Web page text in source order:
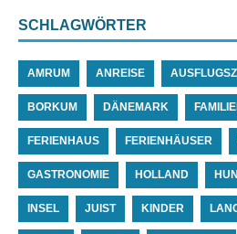
SCHLAGWÖRTER
AMRUM ANREISE
BORKUM DÄNEMARK
FERIENHAUS FERIENHÄUSER
GASTRONOMIE HOLLAND
INSEL JUIST KINDER